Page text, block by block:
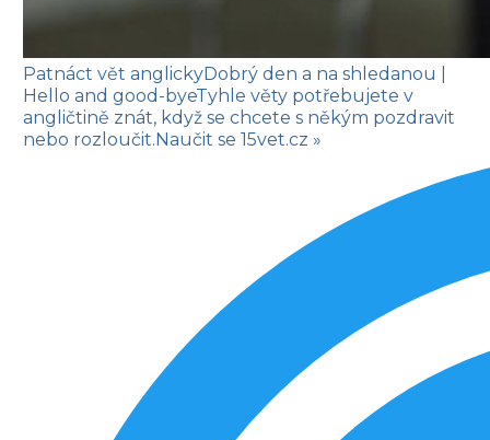
Patnáct vět anglickyDobrý den a na shledanou
Hello and good-byeTyhle věty potřebujete v
angličtině znát, když se chcete s někým pozdravit
nebo rozloučit.Naučit se 15vet.cz »